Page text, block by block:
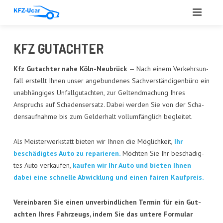
LEIS­TUN­GEN
ANGE­BOT
GUT­ACH­TEN
AUTO­GLAS
REFE­REN­ZEN
KFZ GUT­ACH­TER
Kfz Gut­ach­ter nahe Köln-Neu­brück — Nach einem Ver­kehrs­un­
fall erstellt Ihnen unser ange­bun­de­nes Sach­ver­stän­di­gen­bü­ro ein
unab­hän­gi­ges Unfall­gut­ach­ten, zur Gel­tend­ma­chung Ihres
Anspruchs auf Scha­dens­er­satz. Dabei wer­den Sie von der Scha­
dens­auf­nah­me bis zum Geld­erhalt voll­um­fäng­lich begleitet.
Als Meis­ter­werk­statt bie­ten wir Ihnen die Mög­lich­keit, Ihr
beschä­dig­tes Auto zu repa­rie­ren.Möch­ten Sie Ihr beschä­dig­
tes Auto ver­kau­fen, kau­fen wir Ihr Auto und bie­ten Ihnen
dabei eine schnel­le Abwick­lung und einen fai­ren Kaufpreis.
Ver­ein­ba­ren Sie einen unver­bind­li­chen Ter­min für ein Gut­
ach­ten Ihres Fahr­zeugs, indem Sie das unte­re For­mu­lar